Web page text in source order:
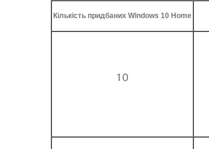
Кількість придбаних Windows 10 Home